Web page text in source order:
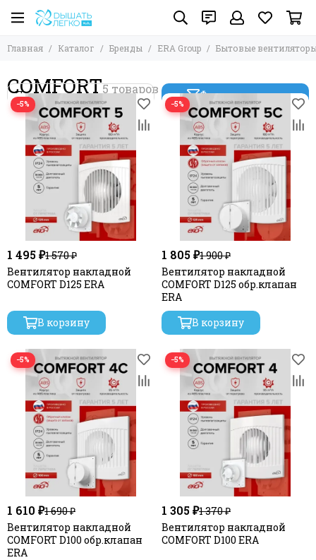
Главная Каталог Бренды ERA Group Бытовые
COMFORT Фильтр товаров
−5%
1 495 ₽1 570 ₽
Вентилятор накладной
COMFORT D125 ERA
В корзину
−5%
1 805 ₽1 900 ₽
Вентилятор накладной
COMFORT D125 обр.клапан
ERA
В корзину
−5%
1 610 ₽1 690 ₽
Вентилятор накладной
COMFORT D100 обр.клапан
ERA
−5%
1 305 ₽1 370 ₽
Вентилятор накладной
COMFORT D100 ERA